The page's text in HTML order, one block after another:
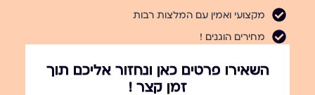
מקצועי ואמין עם המלצות רבות
מחירים הוגנים !
השאירו פרטים כאן ונחזור אליכם תוך
זמן קצר !